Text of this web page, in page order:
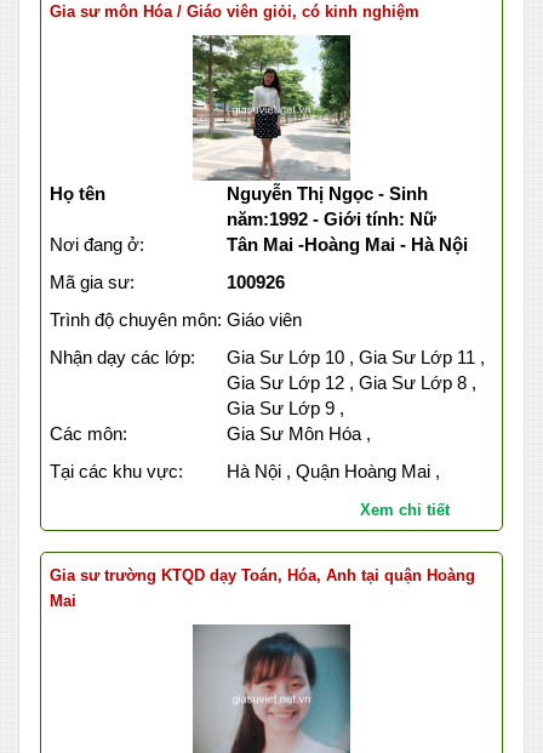
Gia sư môn Hóa / Giáo viên giỏi, có kinh nghiệm
Họ tên
Nguyễn Thị Ngọc - Sinh
năm:1992 - Giới tính: Nữ
Nơi đang ở:
Tân Mai -Hoàng Mai - Hà Nội
Mã gia sư:
100926
Trình độ chuyên môn: Giáo viên
Nhận dạy các lớp:
Gia Sư Lớp 10 , Gia Sư Lớp 11 ,
Gia Sư Lớp 12 , Gia Sư Lớp 8 ,
Gia Sư Lớp 9 ,
Các môn:
Gia Sư Môn Hóa ,
Tại các khu vực:
Hà Nội , Quận Hoàng Mai ,
Xem chi tiết
Gia sư trường KTQD dạy Toán, Hóa, Anh tại quận Hoàng
Mai